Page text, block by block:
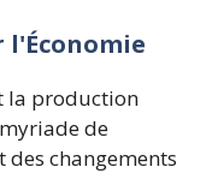
l'Économie
la production
de
changements